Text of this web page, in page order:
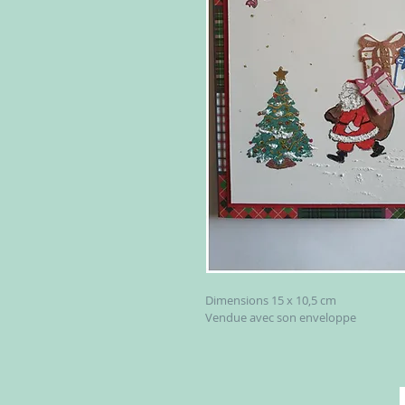
Dimensions 15 x 10,5 cm
Vendue avec son enveloppe